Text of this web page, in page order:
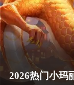
2026热门小玛